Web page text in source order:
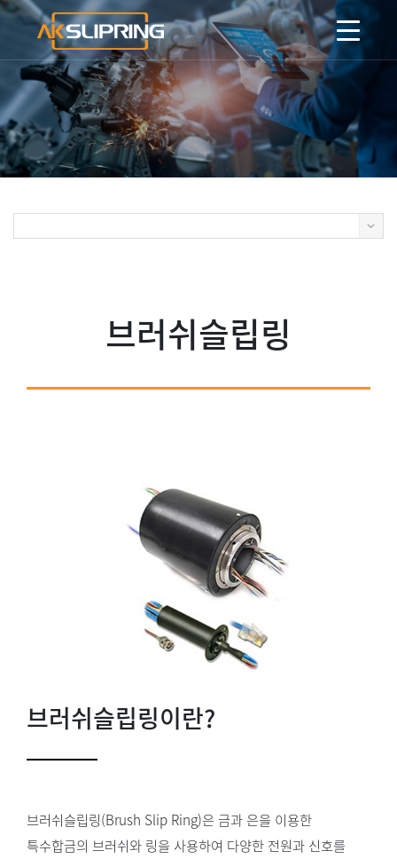
브러쉬슬립링
브러쉬슬립링이란?
브러쉬슬립링(Brush Slip Ring)은 금과 은을 이용한
특수합금의 브러쉬와 링을 사용하여 다양한 전원과 신호를